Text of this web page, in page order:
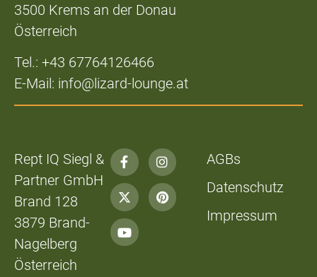
3500 Krems an der Donau
Österreich
Tel.: +43 67764126466
E-Mail: info@lizard-lounge.at
Rept IQ Siegl &
Partner GmbH
Brand 128
3879 Brand-
Nagelberg
Österreich
AGBs
Datenschutz
Impressum